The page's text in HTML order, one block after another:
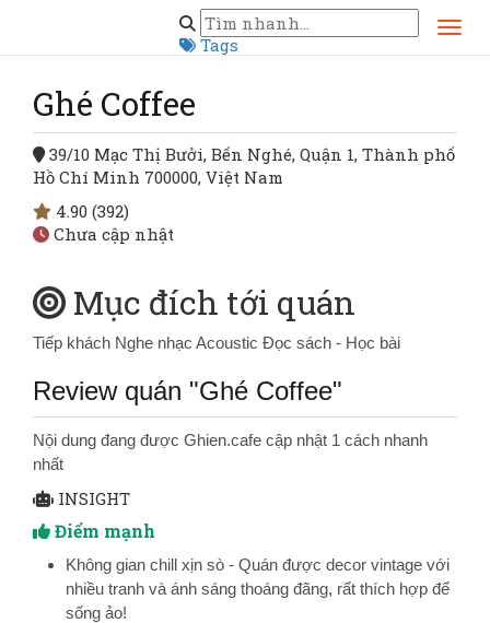
Tags
Hồ Chí Minh
Ghé Coffee
39/10 Mạc Thị Bưởi, Bến Nghé, Quận 1, Thành phố
Hồ Chí Minh 700000, Việt Nam
4.90 (392)
Chưa cập nhật
Mục đích tới quán
Tiếp khách Nghe nhạc Acoustic Đọc sách - Học bài
Review quán "Ghé Coffee"
Nội dung đang được Ghien.cafe cập nhật 1 cách nhanh
nhất
INSIGHT
Điểm mạnh
Không gian chill xịn sò - Quán được decor vintage với
nhiều tranh và ánh sáng thoáng đãng, rất thích hợp để
sống ảo!